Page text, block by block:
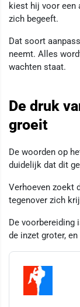
kiest hij voor een
zich begeeft.
Dat soort
neemt. Alles
wachten staat.
De druk
groeit
De woorden op
duidelijk dat dit
Verhoeven zoekt
tegenover zich
De voorbereiding
de inzet groter,